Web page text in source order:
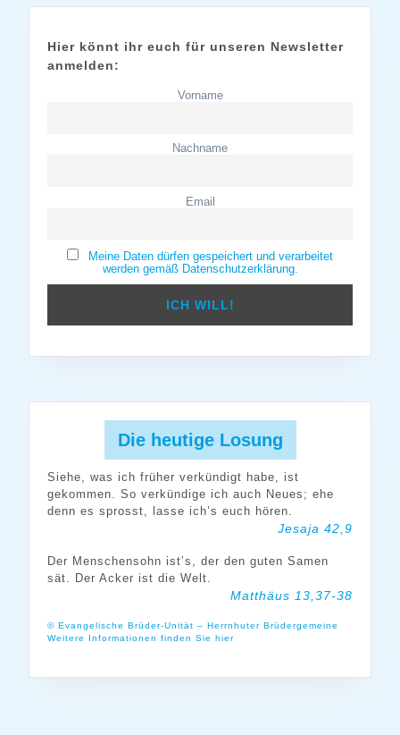
Hier könnt ihr euch für unseren Newsletter
anmelden:
Vorname
Nachname
Email
Meine Daten dürfen gespeichert und verarbeitet
werden gemäß Datenschutzerklärung.
Die heutige Losung
Siehe, was ich früher verkündigt habe, ist
gekommen. So verkündige ich auch Neues; ehe
denn es sprosst, lasse ich’s euch hören.
Jesaja 42,9
Der Menschensohn ist’s, der den guten Samen
sät. Der Acker ist die Welt.
Matthäus 13,37-38
© Evangelische Brüder-Unität – Herrnhuter Brüdergemeine
Weitere Informationen finden Sie hier